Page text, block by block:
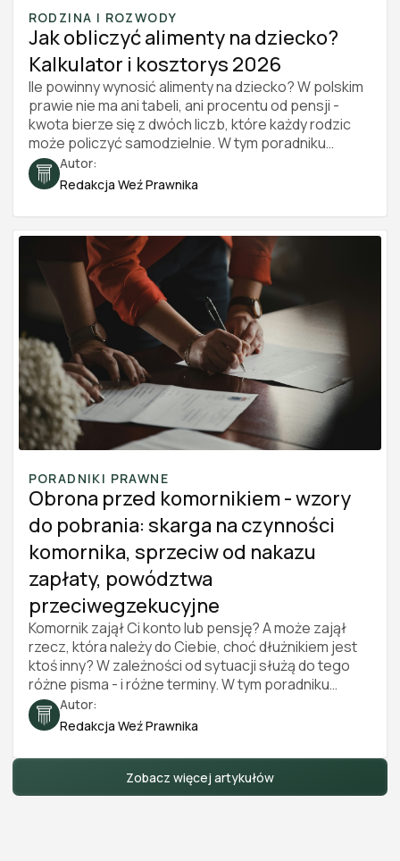
RODZINA I ROZWODY
Jak obliczyć alimenty na dziecko?
Kalkulator i kosztorys 2026
Ile powinny wynosić alimenty na dziecko? W polskim
prawie nie ma ani tabeli, ani procentu od pensji -
kwota bierze się z dwóch liczb, które każdy rodzic
może policzyć samodzielnie. W tym poradniku
pokazujemy, jak zbudować kosztorys utrzymania
dziecka, jak podzielić go między rodziców i jak
kroku oraz darmowy kalkulator alimentów. Stan
prawny na 2026 rok.
Autor:
Redakcja Weź Prawnika
PORADNIKI PRAWNE
Obrona przed komornikiem - wzory
do pobrania: skarga na czynności
komornika, sprzeciw od nakazu
zapłaty, powództwa
przeciwegzekucyjne
Komornik zajął Ci konto lub pensję? A może zajął
rzecz, która należy do Ciebie, choć dłużnikiem jest
ktoś inny? W zależności od sytuacji służą do tego
różne pisma - i różne terminy. W tym poradniku
znajdziesz cztery darmowe wzory do pobrania
(skarga na czynności komornika, sprzeciw od
oraz pozew o zwolnienie zajętego przedmiotu od
egzekucji), a także instrukcję, które pismo wybrać,
gdzie je złożyć i ile to kosztuje. Stan prawny na 2026
Autor:
Redakcja Weź Prawnika
Zobacz więcej artykułów